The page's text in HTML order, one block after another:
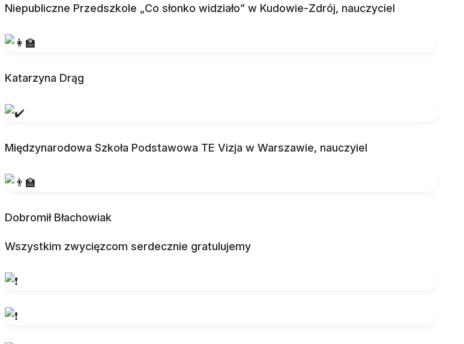
Niepubliczne Przedszkole „Co słonko widziało” w Kudowie-Zdrój, nauczyciel
Katarzyna Drąg
Międzynarodowa Szkoła Podstawowa TE Vizja w Warszawie, nauczyiel
Dobromił Błachowiak
Wszystkim zwycięzcom serdecznie gratulujemy